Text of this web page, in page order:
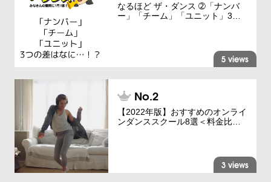
なるほど ザ・ダンス ➁「ナンバ
ー」「チーム」「ユニット」3…
5 views
【2022年版】おすすめのオンライ
ンダンススクール8選＜料金比…
3 views